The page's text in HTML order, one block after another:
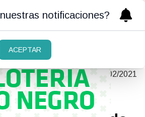
POR EL
GOLDSTEIN
| 21/02/2021
cómo grupos
notificaciones?
ACEPTAR